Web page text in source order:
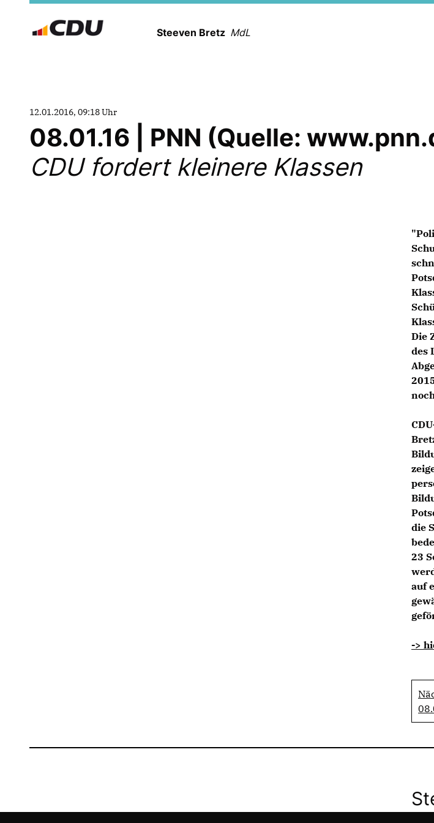
Steeven Bretz MdL
12.01.2016, 09:18 Uhr
08.01.16 | PNN (Quelle:
CDU fordert kleinere Klassen
Die
des
die
23
auf
->